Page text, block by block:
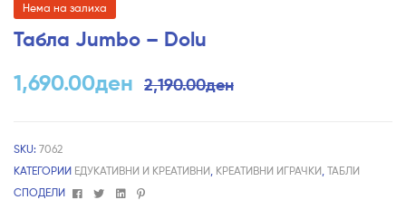
Нема на залиха
Табла Jumbo – Dolu
2,190.00ден
1,690.00ден
SKU: 7062
КАТЕГОРИИ ЕДУКАТИВНИ И КРЕАТИВНИ КРЕАТИВНИ ИГРАЧКИ ТАБЛИ
СПОДЕЛИ
FacebookTwitterLinkedin
Pinterest